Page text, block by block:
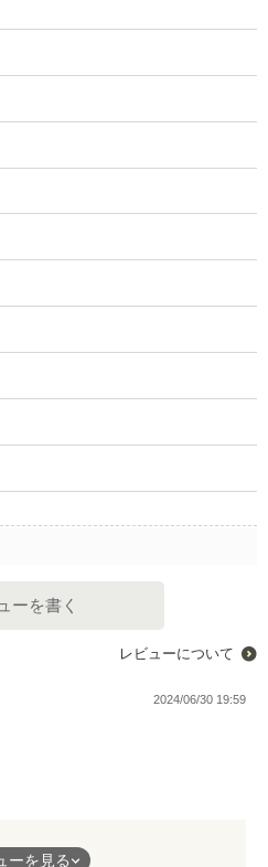
ーを書く
レビューについて
2024/06/30 19:59
ういうのって結局振り向いてくれ
ーを見る